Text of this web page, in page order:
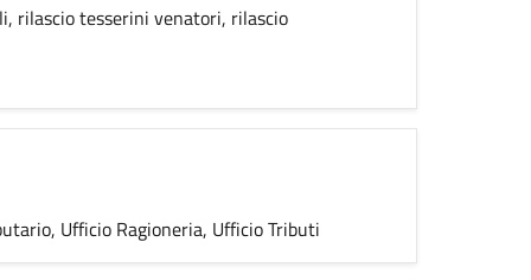
rilascio tesserini venatori, rilascio
Ufficio Ragioneria, Ufficio Tributi